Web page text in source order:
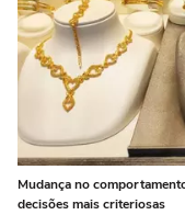
Mudança no
decisões mais criteriosas